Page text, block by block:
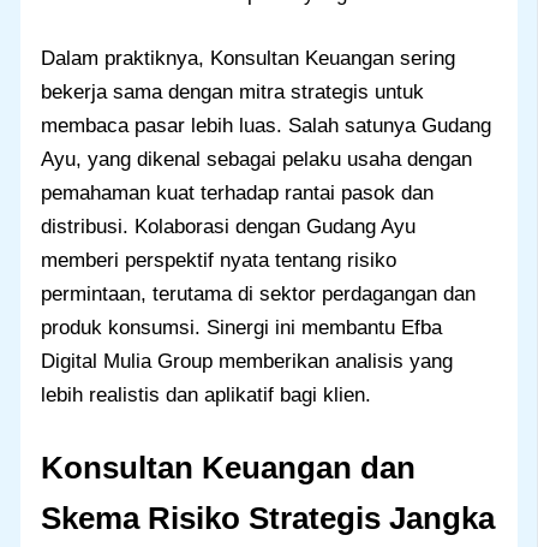
Dalam praktiknya, Konsultan Keuangan sering
bekerja sama dengan mitra strategis untuk
membaca pasar lebih luas. Salah satunya Gudang
Ayu, yang dikenal sebagai pelaku usaha dengan
pemahaman kuat terhadap rantai pasok dan
distribusi. Kolaborasi dengan Gudang Ayu
memberi perspektif nyata tentang risiko
permintaan, terutama di sektor perdagangan dan
produk konsumsi. Sinergi ini membantu Efba
Digital Mulia Group memberikan analisis yang
lebih realistis dan aplikatif bagi klien.
Konsultan Keuangan dan
Skema Risiko Strategis Jangka